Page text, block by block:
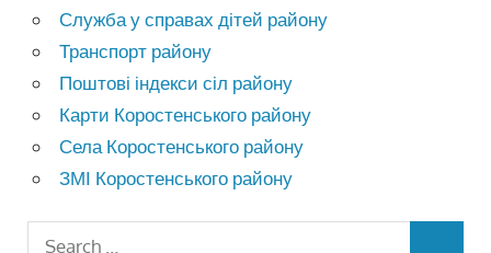
Служба у справах дітей району
Транспорт району
Поштові індекси сіл району
Карти Коростенського району
Села Коростенського району
ЗМІ Коростенського району